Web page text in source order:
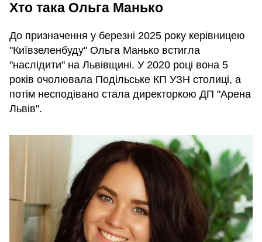
Хто така Ольга Манько
До призначення у березні 2025 року керівницею
"Київзеленбуду" Ольга Манько встигла
"наслідити" на Львівщині. У 2020 році вона 5
років очолювала Подільське КП УЗН столиці, а
потім несподівано стала директоркою ДП "Арена
Львів".